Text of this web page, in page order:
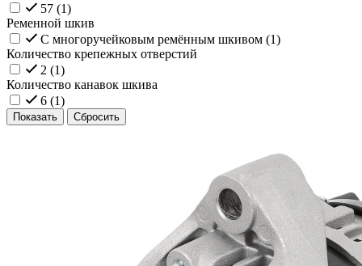
57 (1)
Ременной шкив
С многоручейковым ремённым шкивом (1)
Количество крепежных отверстий
2 (1)
Количество канавок шкива
6 (1)